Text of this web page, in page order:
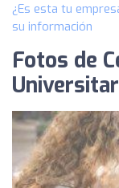
¿Es esta tu
su información
Fotos de